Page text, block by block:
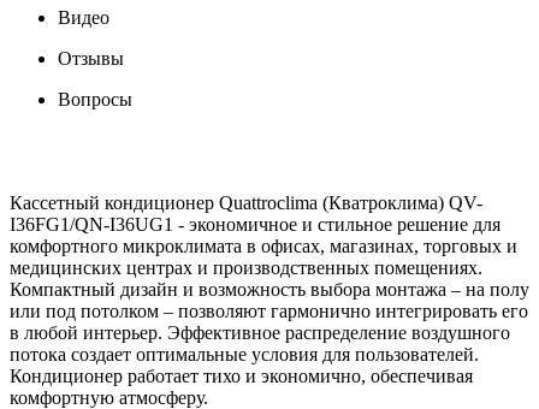
Видео
Отзывы
Вопросы
Кассетный кондиционер Quattroclima (Кватроклима) QV-
I36FG1/QN-I36UG1 - экономичное и стильное решение для
комфортного микроклимата в офисах, магазинах, торговых и
медицинских центрах и производственных помещениях.
Компактный дизайн и возможность выбора монтажа – на полу
или под потолком – позволяют гармонично интегрировать его
в любой интерьер. Эффективное распределение воздушного
потока создает оптимальные условия для пользователей.
Кондиционер работает тихо и экономично, обеспечивая
комфортную атмосферу.